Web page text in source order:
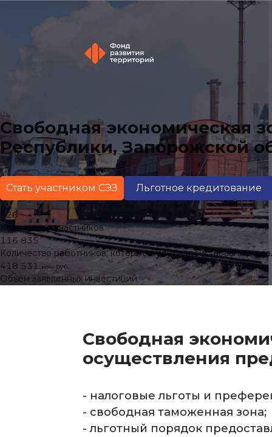
Свободная экономическая
Республики, Запорожской
Стать участником СЭЗ Льготное кредитование
526
Количество участников
116 835
Количество работников, которые будут задействованы в
418 531
млн руб.
Объем заявленных инвестиций
Свободная
осуществления
- налоговые льготы и
- свободная таможенная зона;
- льготный порядок